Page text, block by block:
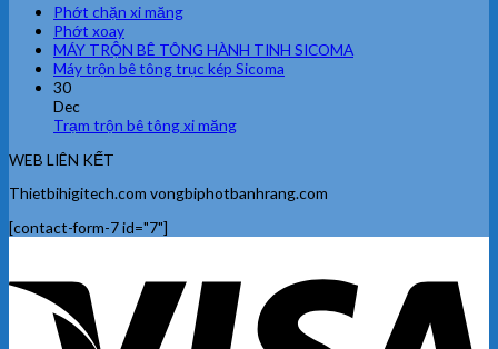
Phớt chặn xi măng
Phớt xoay
MÁY TRỘN BÊ TÔNG HÀNH TINH SICOMA
Máy trộn bê tông trục kép Sicoma
30
Dec
Trạm trộn bê tông xi măng
WEB LIÊN KẾT
Thietbihigitech.com vongbiphotbanhrang.com
[contact-form-7 id="7"]